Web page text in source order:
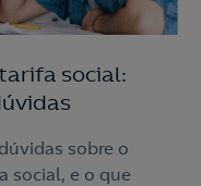
social:
sobre o
social, e o que